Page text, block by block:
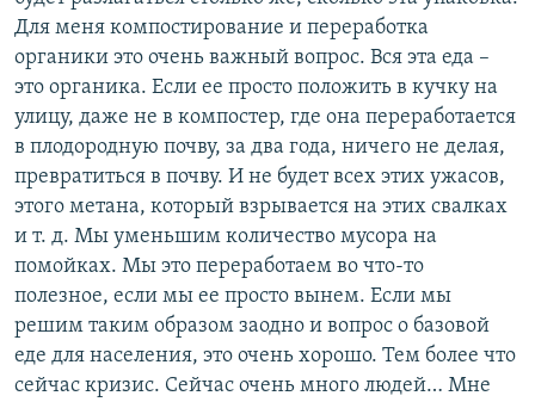
Для меня компостирование и переработка
органики это очень важный вопрос. Вся эта еда –
это органика. Если ее просто положить в кучку на
улицу, даже не в компостер, где она переработается
в плодородную почву, за два года, ничего не делая,
превратиться в почву. И не будет всех этих ужасов,
этого метана, который взрывается на этих свалках
и т. д. Мы уменьшим количество мусора на
помойках. Мы это переработаем во что-то
полезное, если мы ее просто вынем. Если мы
решим таким образом заодно и вопрос о базовой
еде для населения, это очень хорошо. Тем более что
сейчас кризис. Сейчас очень много людей… Мне